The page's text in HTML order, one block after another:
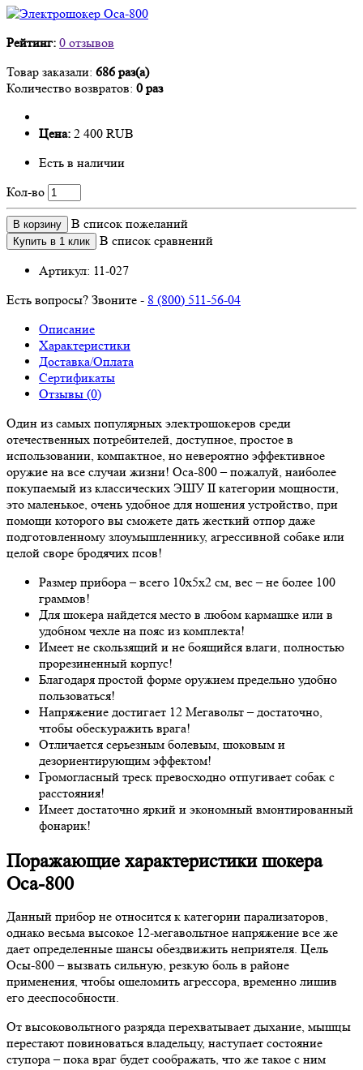
Рейтинг: 0 отзывов
Товар заказали: 686 раз(а)
Количество возвратов: 0 раз
Цена: 2 400 RUB
Есть в наличии
Кол-во
В корзину В список пожеланий
Купить в 1 клик
В список сравнений
Артикул: 11-027
Есть вопросы? Звоните - 8 (800) 511-56-04
Описание
Характеристики
Доставка/Оплата
Сертификаты
Отзывы (0)
Один из самых популярных электрошокеров среди
отечественных потребителей, доступное, простое в
использовании, компактное, но невероятно эффективное
оружие на все случаи жизни! Оса-800 – пожалуй, наиболее
покупаемый из классических ЭШУ II категории мощности,
это маленькое, очень удобное для ношения устройство, при
помощи которого вы сможете дать жесткий отпор даже
подготовленному злоумышленнику, агрессивной собаке или
целой своре бродячих псов!
Размер прибора – всего 10х5х2 см, вес – не более 100
граммов!
Для шокера найдется место в любом кармашке или в
удобном чехле на пояс из комплекта!
Имеет не скользящий и не боящийся влаги, полностью
прорезиненный корпус!
Благодаря простой форме оружием предельно удобно
пользоваться!
Напряжение достигает 12 Мегавольт – достаточно,
чтобы обескуражить врага!
Отличается серьезным болевым, шоковым и
дезориентирующим эффектом!
Громогласный треск превосходно отпугивает собак с
расстояния!
Имеет достаточно яркий и экономный вмонтированный
фонарик!
Поражающие характеристики шокера
Оса-800
Данный прибор не относится к категории парализаторов,
однако весьма высокое 12-мегавольтное напряжение все же
дает определенные шансы обездвижить неприятеля. Цель
Осы-800 – вызвать сильную, резкую боль в районе
применения, чтобы ошеломить агрессора, временно лишив
его дееспособности.
От высоковольтного разряда перехватывает дыхание, мышцы
перестают повиноваться владельцу, наступает состояние
ступора – пока враг будет соображать, что же такое с ним